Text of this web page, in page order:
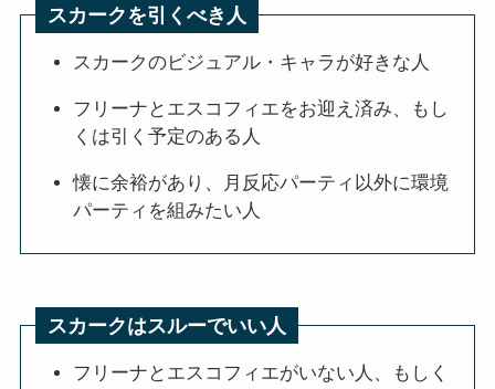
スカークを引くべき人
スカークのビジュアル・キャラが好きな人
フリーナとエスコフィエをお迎え済み、もし
くは引く予定のある人
懐に余裕があり、月反応パーティ以外に環境
パーティを組みたい人
スカークはスルーでいい人
フリーナとエスコフィエがいない人、もしく